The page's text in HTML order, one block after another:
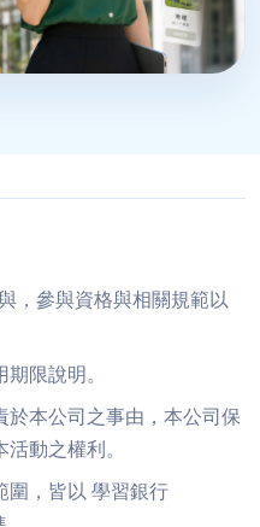
，參與資格與相關規範以
限說明。
於本公司之事由，本公司保
動之權利。
圍，皆以 學習銀行